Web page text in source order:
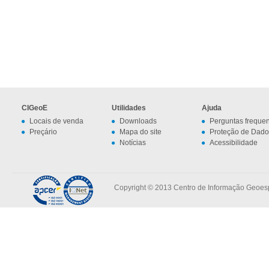
CIGeoE
Locais de venda
Preçário
Utilidades
Downloads
Mapa do site
Notícias
Ajuda
Perguntas
Proteção de
Acessibilidade
Copyright © 2013 Centro de Informação